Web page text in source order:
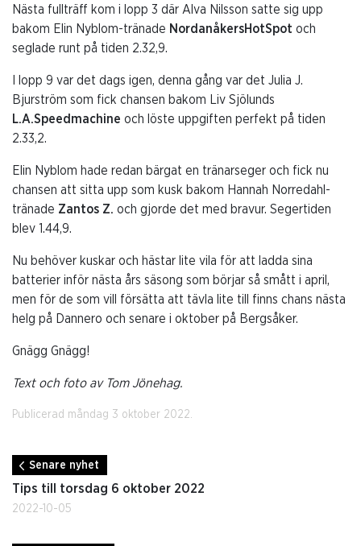
Nästa fullträff kom i lopp 3 där Alva Nilsson satte sig upp
bakom Elin Nyblom-tränade NordanåkersHotSpot och
seglade runt på tiden 2.32,9.
I lopp 9 var det dags igen, denna gång var det Julia J.
Bjurström som fick chansen bakom Liv Sjölunds
L.A.Speedmachine och löste uppgiften perfekt på tiden
2.33,2.
Elin Nyblom hade redan bärgat en tränarseger och fick nu
chansen att sitta upp som kusk bakom Hannah Norredahl-
tränade Zantos Z. och gjorde det med bravur. Segertiden
blev 1.44,9.
Nu behöver kuskar och hästar lite vila för att ladda sina
batterier inför nästa års säsong som börjar så smått i april,
men för de som vill försätta att tävla lite till finns chans nästa
helg på Dannero och senare i oktober på Bergsåker.
Gnägg Gnägg!
Text och foto av Tom Jönehag.
Publicerad måndag 3 oktober 2022.
Senare nyhet
Tips till torsdag 6 oktober 2022
2022-10-05